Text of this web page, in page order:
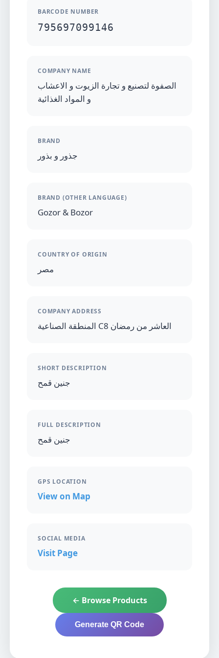
BARCODE NUMBER
795697099146
COMPANY NAME
الصفوة لتصنيع و تجارة الزيوت و الاعشاب
و المواد الغذائية
BRAND
جذور و بذور
BRAND (OTHER LANGUAGE)
Gozor & Bozor
COUNTRY OF ORIGIN
مصر
COMPANY ADDRESS
المنطقة الصناعية C8 العاشر من رمضان
SHORT DESCRIPTION
جنين قمح
FULL DESCRIPTION
جنين قمح
GPS LOCATION
View on Map
SOCIAL MEDIA
Visit Page
← Browse Products
Generate QR Code